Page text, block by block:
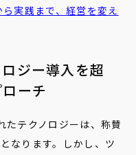
実践まで、経営を変え
ジー導入を超
ーチ
テクノロジーは、称賛
なります。しかし、ツ